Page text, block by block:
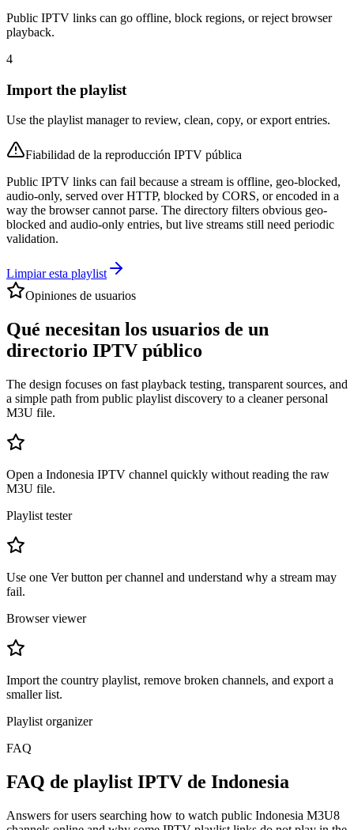
Public IPTV links can go offline, block regions, or reject browser
playback.
4
Import the playlist
Use the playlist manager to review, clean, copy, or export entries.
Fiabilidad de la reproducción IPTV pública
Public IPTV links can fail because a stream is offline, geo-blocked,
audio-only, served over HTTP, blocked by CORS, or encoded in a
way the browser cannot parse. The directory filters obvious geo-
blocked and audio-only entries, but live streams still need periodic
validation.
Limpiar esta playlist
Opiniones de usuarios
Qué necesitan los usuarios de un
directorio IPTV público
The design focuses on fast playback testing, transparent sources, and
a simple path from public playlist discovery to a cleaner personal
M3U file.
Open a Indonesia IPTV channel quickly without reading the raw
M3U file.
Playlist tester
Use one Ver button per channel and understand why a stream may
fail.
Browser viewer
Import the country playlist, remove broken channels, and export a
smaller list.
Playlist organizer
FAQ
FAQ de playlist IPTV de Indonesia
Answers for users searching how to watch public Indonesia M3U8